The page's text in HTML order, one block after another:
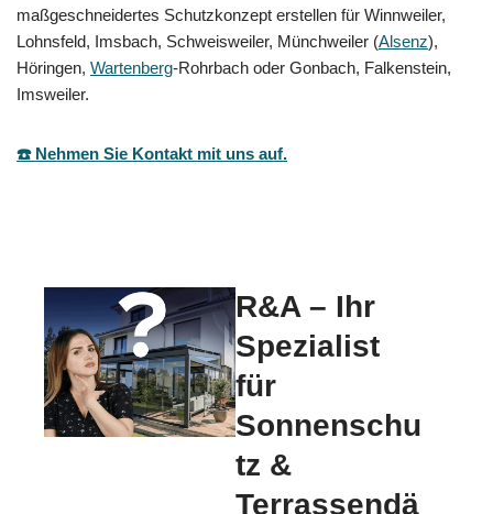
maßgeschneidertes Schutzkonzept erstellen für Winnweiler,
Lohnsfeld, Imsbach, Schweisweiler, Münchweiler (Alsenz),
Höringen, Wartenberg-Rohrbach oder Gonbach, Falkenstein,
Imsweiler.
☎️ Nehmen Sie Kontakt mit uns auf.
R&A – Ihr
Spezialist
für
Sonnenschu
tz &
Terrassendä